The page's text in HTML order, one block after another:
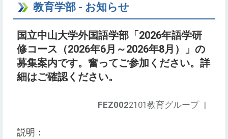
教育学部 - お知らせ
国立中山大学外国語学部「2026年語学研
修コース（2026年6月～2026年8月）」の
募集案内です。奮ってご参加ください。詳
細はご確認ください。
FEZ0022101教育グループ |
説明：